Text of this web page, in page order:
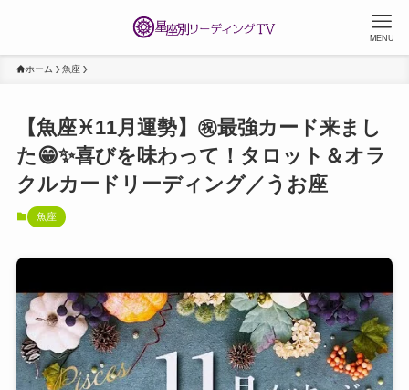
MENU
ホーム 魚座
【魚座♓️11月運勢】㊗️最強カード来まし
た😁✨喜びを味わって！タロット＆オラ
クルカードリーディング／うお座
魚座